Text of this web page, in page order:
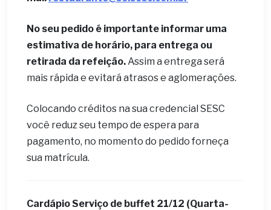
No seu pedido é importante informar uma
estimativa de horário, para entrega ou
retirada da refeição.Assim a entrega será
mais rápida e evitará atrasos e aglomerações.
Colocando créditos na sua credencial SESC
você reduz seu tempo de espera para
pagamento, no momento do pedido forneça
sua matrícula.
Cardápio ​Serviço de buffet 21/12 (Quarta-